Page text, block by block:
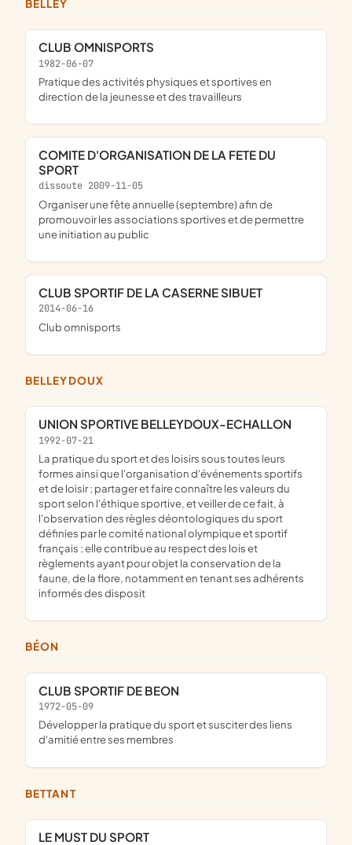
BELLEY
CLUB OMNISPORTS
1982-06-07
pratique des activités physiques et sportives en
direction de la jeunesse et des travailleurs
COMITE D'ORGANISATION DE LA FETE DU
SPORT
dissoute 2009-11-05
organiser une fête annuelle (septembre) afin de
promouvoir les associations sportives et de permettre
une initiation au public
CLUB SPORTIF DE LA CASERNE SIBUET
2014-06-16
club omnisports
BELLEYDOUX
UNION SPORTIVE BELLEYDOUX-ECHALLON
1992-07-21
la pratique du sport et des loisirs sous toutes leurs
formes ainsi que l'organisation d'événements sportifs
et de loisir ; partager et faire connaître les valeurs du
sport selon l'éthique sportive, et veiller de ce fait, à
l'observation des règles déontologiques du sport
définies par le comité national olympique et sportif
français ; elle contribue au respect des lois et
règlements ayant pour objet la conservation de la
faune, de la flore, notamment en tenant ses adhérents
informés des disposit
BÉON
CLUB SPORTIF DE BEON
1972-05-09
développer la pratique du sport et susciter des liens
d'amitié entre ses membres
BETTANT
LE MUST DU SPORT